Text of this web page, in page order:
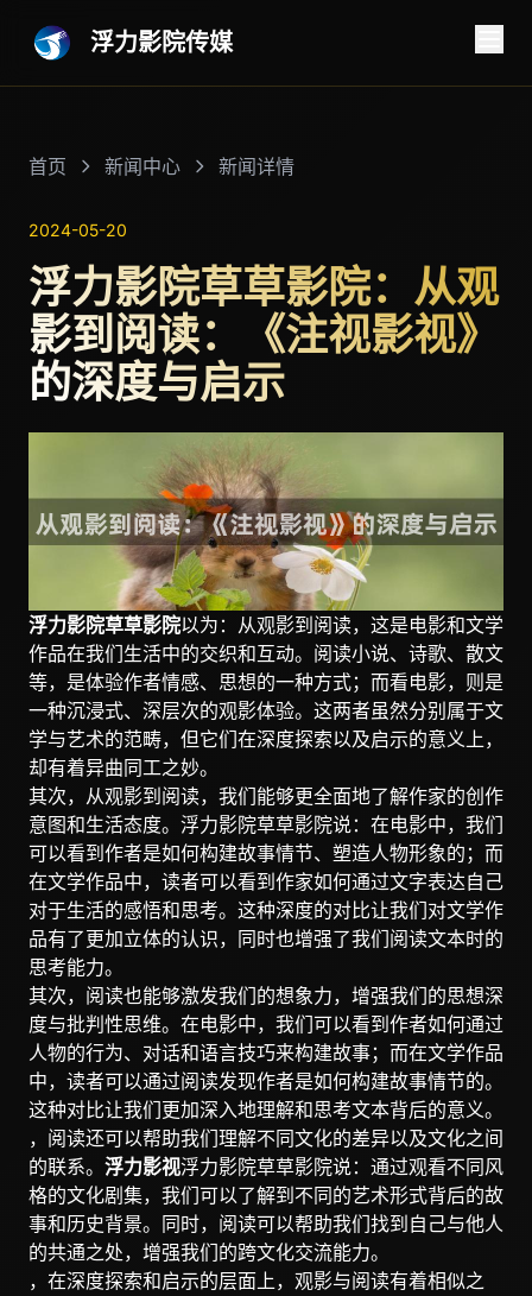
浮力影院传媒
首页 新闻中心 新闻详情
2024-05-20
浮力影院草草影院：从观
影到阅读：《注视影视》
的深度与启示
浮力影院草草影院以为：从观影到阅读，这是电影和文学
作品在我们生活中的交织和互动。阅读小说、诗歌、散文
等，是体验作者情感、思想的一种方式；而看电影，则是
一种沉浸式、深层次的观影体验。这两者虽然分别属于文
学与艺术的范畴，但它们在深度探索以及启示的意义上，
却有着异曲同工之妙。
其次，从观影到阅读，我们能够更全面地了解作家的创作
意图和生活态度。浮力影院草草影院说：在电影中，我们
可以看到作者是如何构建故事情节、塑造人物形象的；而
在文学作品中，读者可以看到作家如何通过文字表达自己
对于生活的感悟和思考。这种深度的对比让我们对文学作
品有了更加立体的认识，同时也增强了我们阅读文本时的
思考能力。
其次，阅读也能够激发我们的想象力，增强我们的思想深
度与批判性思维。在电影中，我们可以看到作者如何通过
人物的行为、对话和语言技巧来构建故事；而在文学作品
中，读者可以通过阅读发现作者是如何构建故事情节的。
这种对比让我们更加深入地理解和思考文本背后的意义。
，阅读还可以帮助我们理解不同文化的差异以及文化之间
的联系。 浮力影视浮力影院草草影院说：通过观看不同风
格的文化剧集，我们可以了解到不同的艺术形式背后的故
事和历史背景。同时，阅读可以帮助我们找到自己与他人
的共通之处，增强我们的跨文化交流能力。
，在深度探索和启示的层面上，观影与阅读有着相似之